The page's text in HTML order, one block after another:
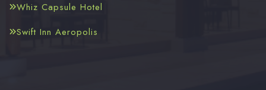
Whiz Capsule Hotel
Swift Inn Aeropolis